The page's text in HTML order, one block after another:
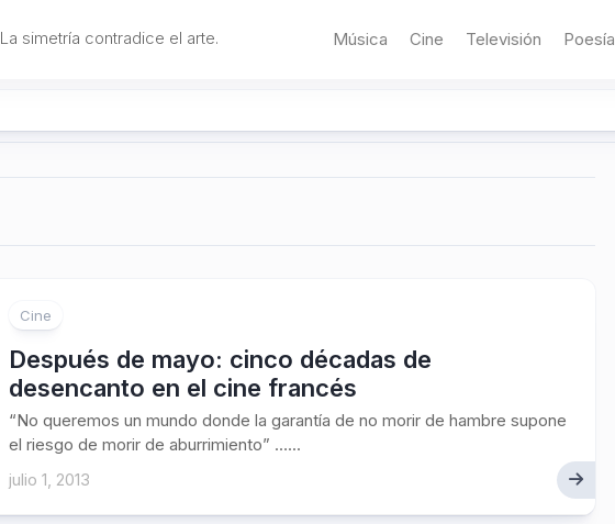
La simetría contradice el arte. Música Cine Televisión Poesía
Cine
Después de mayo: cinco décadas de
desencanto en el cine francés
“No queremos un mundo donde la garantía de no morir de hambre supone
el riesgo de morir de aburrimiento” …...
julio 1, 2013